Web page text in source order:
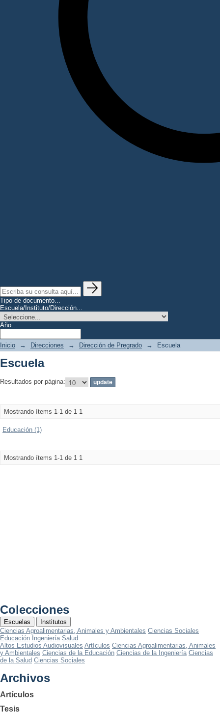
Tipo de documento...
Escuela/Instituto/Dirección...
Año...
Inicio → Direcciones → Dirección de Pregrado → Escuela
Escuela
Resultados por página:
Mostrando ítems 1-1 de 1 1
Educación (1)
Mostrando ítems 1-1 de 1 1
Colecciones
Escuelas
Institutos
Ciencias Agroalimentarias, Animales y Ambientales Ciencias Sociales
Educación Ingeniería Salud
Altos Estudios Audiovisuales Artículos Ciencias Agroalimentarias, Animales
y Ambientales Ciencias de la Educación Ciencias de la Ingeniería Ciencias
de la Salud Ciencias Sociales
Archivos
Artículos
Tesis